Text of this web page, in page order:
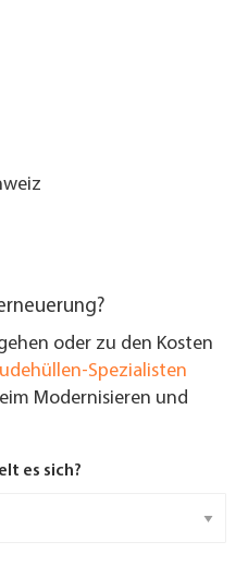
oder zu den Kosten
Spezialisten
Modernisieren und
es sich?